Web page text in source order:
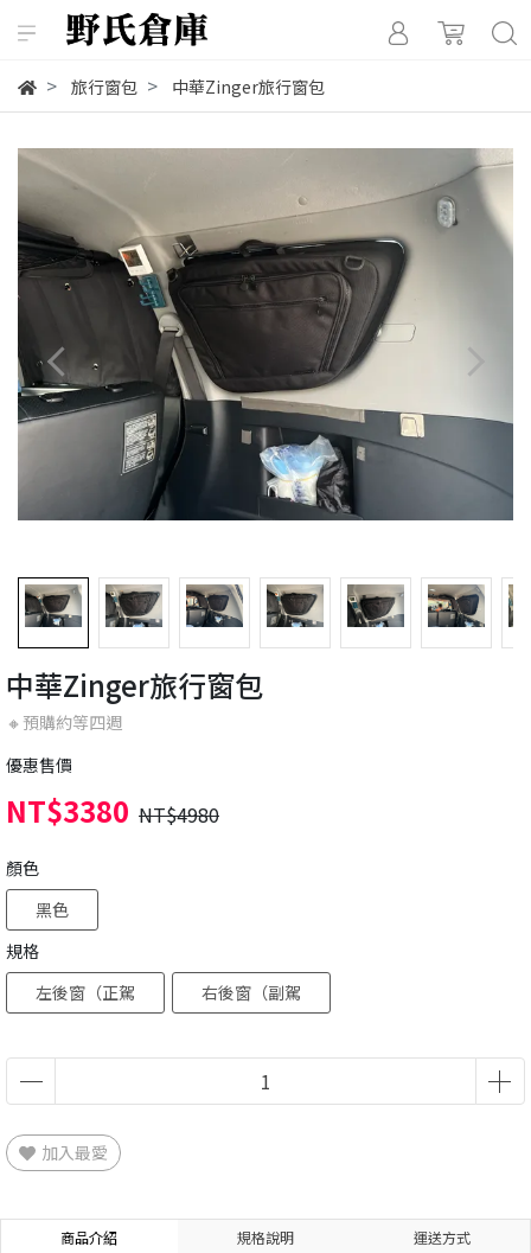
旅行窗包 中華Zinger旅行窗包
中華Zinger旅行窗包
🔸預購約等四週
優惠售價
NT$3380 NT$4980
顏色
黑色
規格
左後窗（正駕
右後窗（副駕
加入最愛
商品介紹 規格說明 運送方式